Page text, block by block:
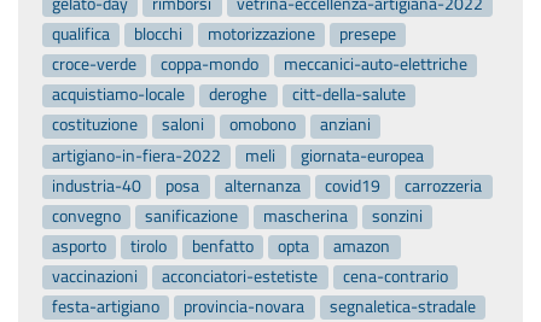
qualifica
blocchi motorizzazione
presepe
croce-verde
coppa-mondo
meccanici-auto-elettriche
acquistiamo-locale
deroghe
citt-della-salute
costituzione
saloni omobono
anziani
artigiano-in-fiera-2022
meli
giornata-europea
industria-40
posa alternanza covid19
carrozzeria
convegno
sanificazione mascherina
sonzini
asporto
tirolo benfatto opta
amazon
vaccinazioni
acconciatori-estetiste
cena-contrario
festa-artigiano
provincia-novara
segnaletica-stradale